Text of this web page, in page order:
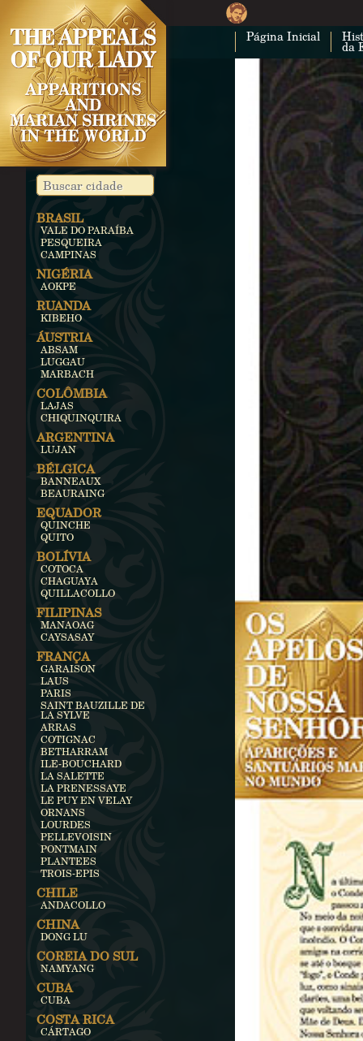
Página Inicial
da
BRASIL
VALE DO PARAÍBA
PESQUEIRA
CAMPINAS
NIGÉRIA
AOKPE
RUANDA
KIBEHO
ÁUSTRIA
ABSAM
LUGGAU
MARBACH
COLÔMBIA
LAJAS
CHIQUINQUIRA
ARGENTINA
LUJAN
BÉLGICA
BANNEAUX
BEAURAING
EQUADOR
QUINCHE
QUITO
BOLÍVIA
COTOCA
CHAGUAYA
QUILLACOLLO
FILIPINAS
MANAOAG
CAYSASAY
FRANÇA
GARAISON
LAUS
PARIS
SAINT BAUZILLE DE
LA SYLVE
ARRAS
COTIGNAC
BETHARRAM
ILE-BOUCHARD
LA SALETTE
LA PRENESSAYE
LE PUY EN VELAY
ORNANS
LOURDES
PELLEVOISIN
PONTMAIN
PLANTEES
TROIS-EPIS
CHILE
ANDACOLLO
CHINA
DONG LU
COREIA DO SUL
NAMYANG
CUBA
CUBA
COSTA RICA
CÁRTAGO